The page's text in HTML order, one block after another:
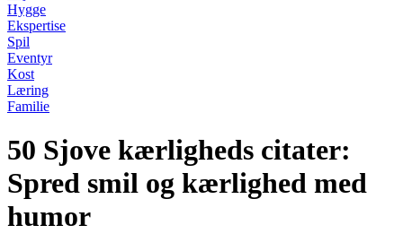
Hygge
Ekspertise
Spil
Eventyr
Kost
Læring
Familie
50 Sjove kærligheds citater:
Spred smil og kærlighed med
humor